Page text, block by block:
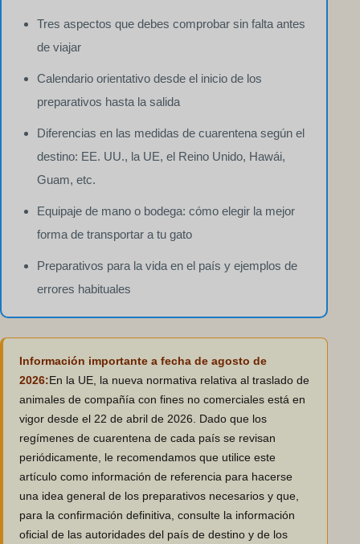
Tres aspectos que debes comprobar sin falta antes
de viajar
Calendario orientativo desde el inicio de los
preparativos hasta la salida
Diferencias en las medidas de cuarentena según el
destino: EE. UU., la UE, el Reino Unido, Hawái,
Guam, etc.
Equipaje de mano o bodega: cómo elegir la mejor
forma de transportar a tu gato
Preparativos para la vida en el país y ejemplos de
errores habituales
Información importante a fecha de agosto de
2026:En la UE, la nueva normativa relativa al traslado de
animales de compañía con fines no comerciales está en
vigor desde el 22 de abril de 2026. Dado que los
regímenes de cuarentena de cada país se revisan
periódicamente, le recomendamos que utilice este
artículo como información de referencia para hacerse
una idea general de los preparativos necesarios y que,
para la confirmación definitiva, consulte la información
oficial de las autoridades del país de destino y de los